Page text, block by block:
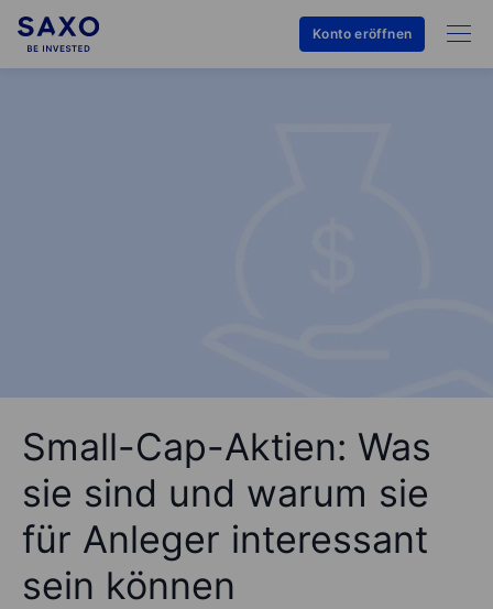
Konto eröffnen
Small-Cap-Aktien: Was
sie sind und warum sie
für Anleger interessant
sein können